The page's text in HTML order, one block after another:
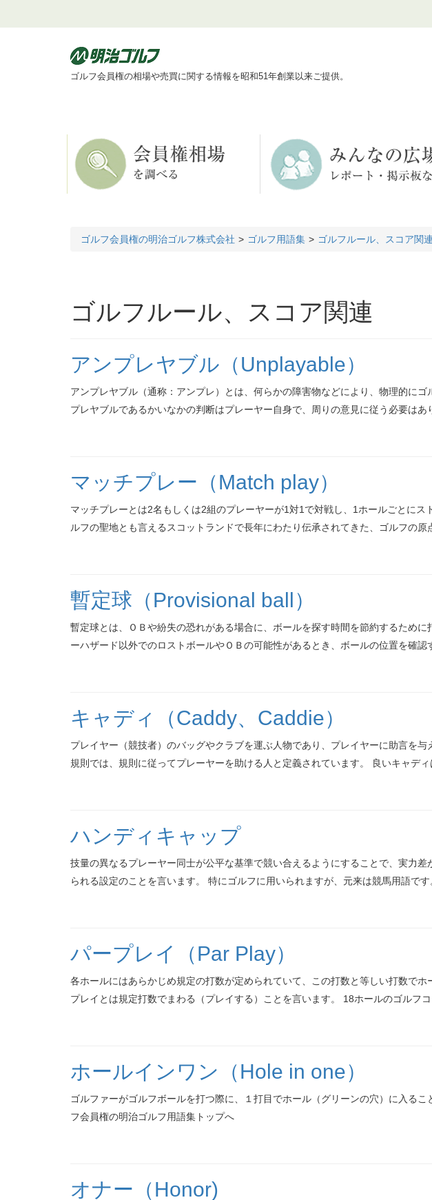
ゴルフ会員権の相場や売買に関する情報を昭和51年創業以来ご提供。
ゴルフ会員権の明治ゴルフ株式会社 ゴルフ用語集 ゴルフルール、スコア関連
ゴルフルール、スコア関連
アンプレヤブル（Unplayable）
アンプレヤブル（通称：アンプレ）とは、何らかの障害物などにより、物理的に
プレヤブルであるかいなかの判断はプレーヤー自身で、周りの意見に従う必要はあ
マッチプレー（Match play）
マッチプレーとは2名もしくは2組のプレーヤーが1対1で対戦し、1ホールごとに
ルフの聖地とも言えるスコットランドで長年にわたり伝承されてきた、ゴルフの原
暫定球（Provisional ball）
暫定球とは、ＯＢや紛失の恐れがある場合に、ボールを探す時間を節約するため
ーハザード以外でのロストボールやＯＢの可能性があるとき、ボールの位置を確認
キャディ（Caddy、Caddie）
プレイヤー（競技者）のバッグやクラブを運ぶ人物であり、プレイヤーに助言を
規則では、規則に従ってプレーヤーを助ける人と定義されています。 良いキャデ
ハンディキャップ
技量の異なるプレーヤー同士が公平な基準で競い合えるようにすることで、実力
られる設定のことを言います。 特にゴルフに用いられますが、元来は競馬用語で
パープレイ（Par Play）
各ホールにはあらかじめ規定の打数が定められていて、この打数と等しい打数で
プレイとは規定打数でまわる（プレイする）ことを言います。 18ホールのゴルフ
ホールインワン（Hole in one）
ゴルファーがゴルフボールを打つ際に、１打目でホール（グリーンの穴）に入る
フ会員権の明治ゴルフ用語集トップへ
オナー（Honor)